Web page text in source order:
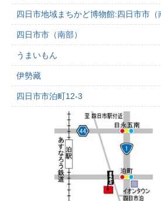
四日市地域まちかど博物館:四日市市（
四日市市（南部）
うまいもん
伊勢藏
四日市市泊町12-3